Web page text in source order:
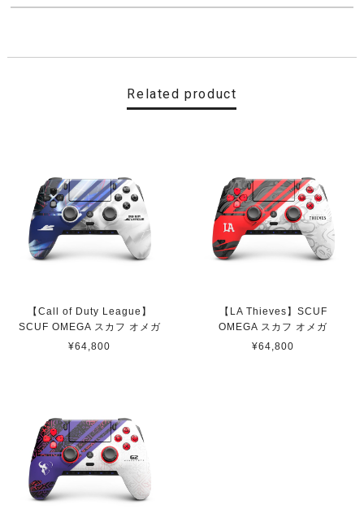
【Cherry Blossom】 SCUF REFLEX FPS スカフ リフレックス エフピーエス
即日発送
2022/11/16
便利ですね ありがとうございました
取り寄せ（3-4週間）
2022/11/13
に嬉しく思っています。 不具合の際は修理も受け付けて
くれると言う事で、今後も安心して使用出来ます。 かな
り良心的なショップだと思います。
Related product
【Call of Duty League】
SCUF OMEGA スカフ オメガ
¥64,800
【LA Thieves】SCUF
OMEGA スカフ オメガ
¥64,800